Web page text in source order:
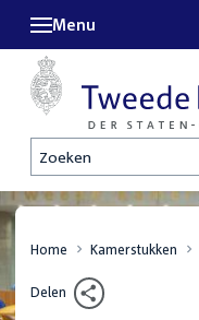
Zoeken
Menu
Home Kamerstukken
Delen